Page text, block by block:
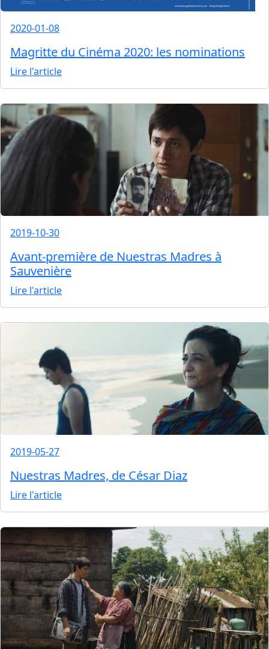
2020-01-08
Magritte du Cinéma 2020: les nominations
Lire l'article
2019-10-30
Avant-première de Nuestras Madres à
Sauvenière
Lire l'article
2019-05-27
Nuestras Madres, de César Diaz
Lire l'article